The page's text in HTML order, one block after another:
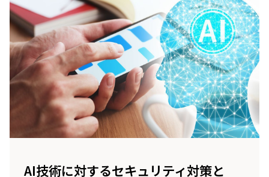
AI技術に対するセキュリティ対策と